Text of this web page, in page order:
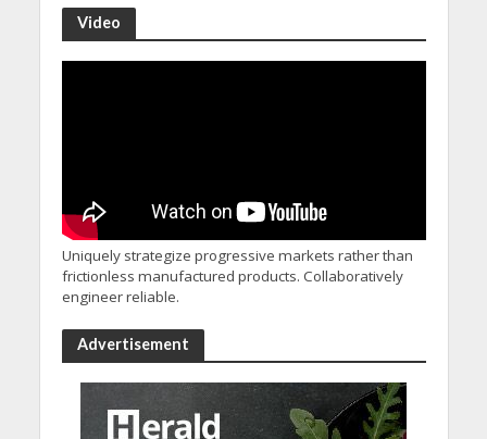
Video
Uniquely strategize progressive markets rather than
frictionless manufactured products. Collaboratively
engineer reliable.
Advertisement